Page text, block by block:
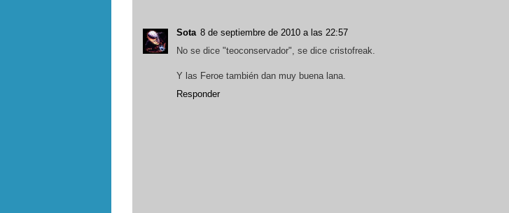
Sota 8 de septiembre de 2010 a las 22:57
No se dice "teoconservador", se dice cristofreak.
Y las Feroe también dan muy buena lana.
Responder